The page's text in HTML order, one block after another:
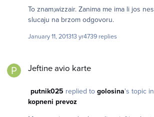
To znam,wizzair. Zanima me ima li jos nesto? hvala u
slucaju na brzom odgovoru.
January 11, 201313 yr4739 replies
Jeftine avio karte
putnik025 replied to golosina's topic in
kopneni prevoz